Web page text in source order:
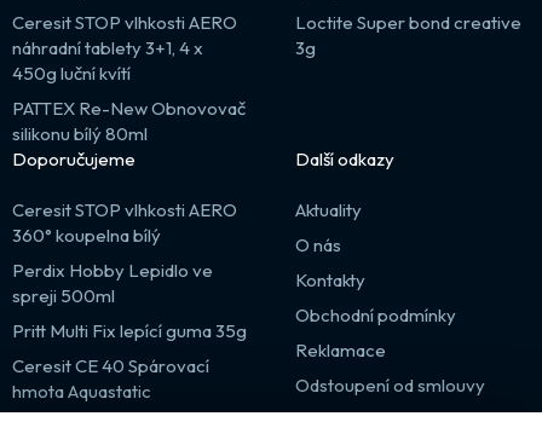
Ceresit STOP vlhkosti AERO
náhradní tablety 3+1, 4 x
450g luční kvítí
PATTEX Re-New Obnovovač
silikonu bílý 80ml
Loctite Super bond creative
3g
Doporučujeme
Ceresit STOP vlhkosti AERO
360° koupelna bílý
Perdix Hobby Lepidlo ve
spreji 500ml
Pritt Multi Fix lepící guma 35g
Ceresit CE 40 Spárovací
hmota Aquastatic
Další odkazy
Aktuality
O nás
Kontakty
Obchodní podmínky
Reklamace
Odstoupení od smlouvy